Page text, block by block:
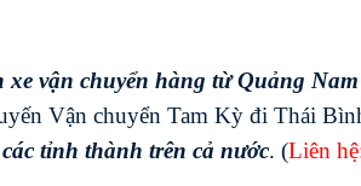
xe vận chuyển hàng từ Quảng
Vận chuyển Tam Kỳ đi Thái
tỉnh thành trên cả nước. (Liên